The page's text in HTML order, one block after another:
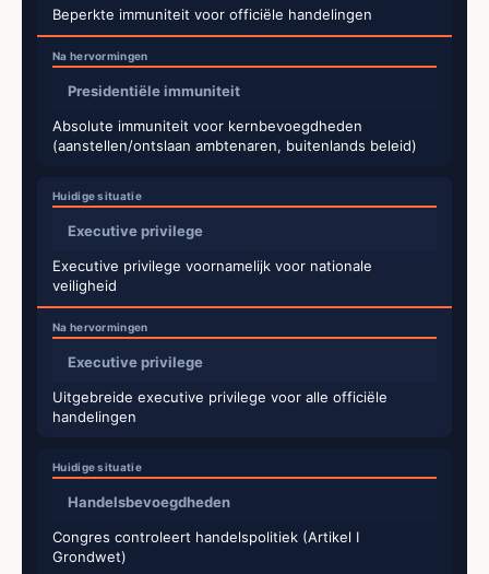
Beperkte immuniteit voor officiële handelingen
Presidentiële immuniteit
Absolute immuniteit voor kernbevoegdheden
(aanstellen/ontslaan ambtenaren, buitenlands beleid)
Executive privilege
Executive privilege voornamelijk voor nationale
veiligheid
Executive privilege
Uitgebreide executive privilege voor alle officiële
handelingen
Handelsbevoegdheden
Congres controleert handelspolitiek (Artikel I
Grondwet)